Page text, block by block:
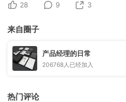
28 9 3
来自圈子
产品经理的日常
206768 人已经加入
热门评论